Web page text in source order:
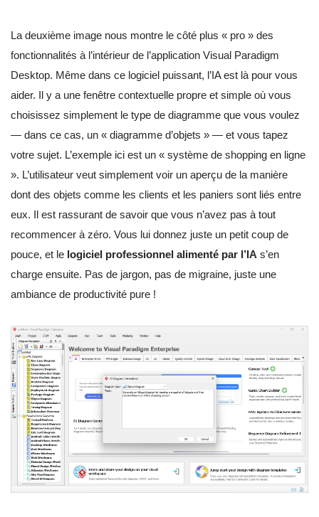
La deuxième image nous montre le côté plus « pro » des
fonctionnalités à l’intérieur de l’application Visual Paradigm
Desktop. Même dans ce logiciel puissant, l’IA est là pour vous
aider. Il y a une fenêtre contextuelle propre et simple où vous
choisissez simplement le type de diagramme que vous voulez
— dans ce cas, un « diagramme d’objets » — et vous tapez
votre sujet. L’exemple ici est un « système de shopping en ligne
». L’utilisateur veut simplement voir un aperçu de la manière
dont des objets comme les clients et les paniers sont liés entre
eux. Il est rassurant de savoir que vous n’avez pas à tout
recommencer à zéro. Vous lui donnez juste un petit coup de
pouce, et le logiciel professionnel alimenté par l’IA s’en
charge ensuite. Pas de jargon, pas de migraine, juste une
ambiance de productivité pure !